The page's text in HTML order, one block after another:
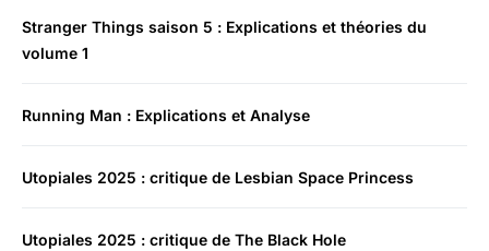
Stranger Things saison 5 : Explications et théories du
volume 1
Running Man : Explications et Analyse
Utopiales 2025 : critique de Lesbian Space Princess
Utopiales 2025 : critique de The Black Hole